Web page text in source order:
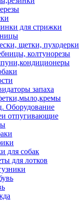
для стрижки
щетки, пуходерки
колтунорезы
запаха
Оборудование
отпугивающие
для собак
для лотков